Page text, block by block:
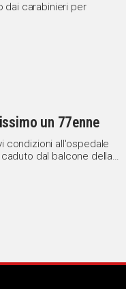
dai carabinieri per
un 77enne
condizioni all'ospedale
dal balcone della